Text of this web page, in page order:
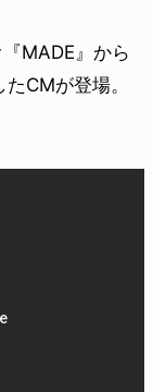
MADE』から
CMが登場。